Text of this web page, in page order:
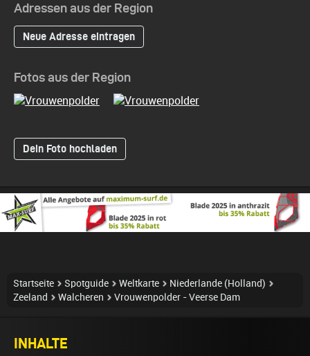
Adressen aus der Region
Neue Adresse eintragen
Fotos aus der Region
Dein Foto hochladen
Startseite Spotguide Weltkarte
Niederlande (Holland)
Zeeland
Walcheren Vrouwenpolder - Veerse Dam
INHALTE